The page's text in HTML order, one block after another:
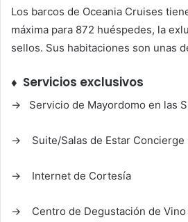
Los barcos de Oceania Cruises
máxima para 872 huéspedes, la
sellos. Sus habitaciones son unas
♦ Servicios exclusivos
→ Servicio de Mayordomo en las
→ Suite/Salas de Estar Concierge
→ Internet de Cortesía
→ Centro de Degustación de Vino